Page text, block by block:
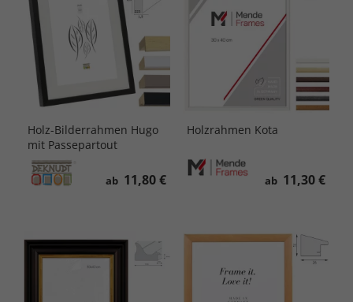
Holz-Bilderrahmen Hugo
mit Passepartout
ab 11,80 €
Holzrahmen Kota
ab 11,30 €